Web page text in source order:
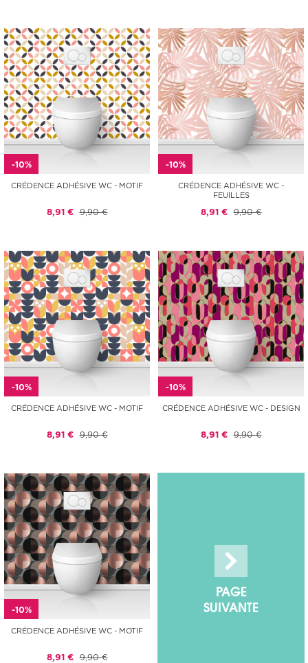
-10%
CRÉDENCE ADHÉSIVE WC - MOTIF
8,91 € 9,90 €
-10%
CRÉDENCE ADHÉSIVE WC -
FEUILLES
8,91 € 9,90 €
-10%
CRÉDENCE ADHÉSIVE WC - MOTIF
8,91 € 9,90 €
-10%
CRÉDENCE ADHÉSIVE WC - DESIGN
8,91 € 9,90 €
-10%
CRÉDENCE ADHÉSIVE WC - MOTIF
8,91 € 9,90 €
PAGE
SUIVANTE